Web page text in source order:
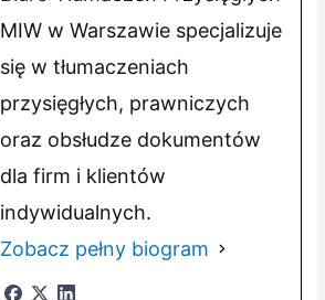
MIW w Warszawie specjalizuje
się w tłumaczeniach
przysięgłych, prawniczych
oraz obsłudze dokumentów
dla firm i klientów
indywidualnych.
Zobacz pełny biogram